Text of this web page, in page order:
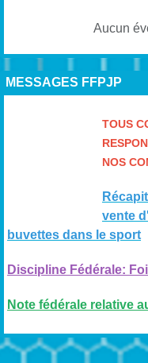
Aucun
MESSAGES FFPJP
TOUS
NOS
vente
buvettes dans le sport
Discipline Fédérale:
Note fédérale relative